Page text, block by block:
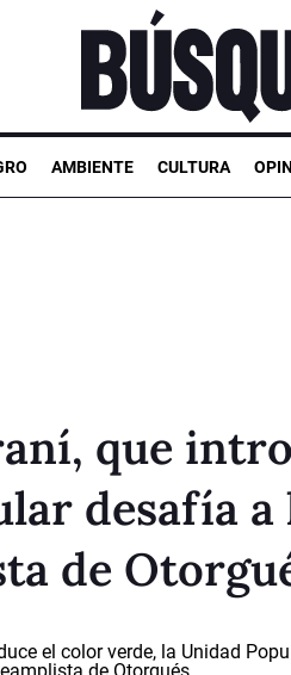
AMBIENTE CULTURA
que
desafía a
de